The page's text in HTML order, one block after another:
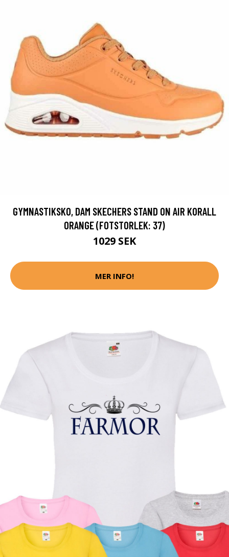
GYMNASTIKSKO, DAM SKECHERS STAND ON AIR KORALL
ORANGE (FOTSTORLEK: 37)
1029 SEK
MER INFO!